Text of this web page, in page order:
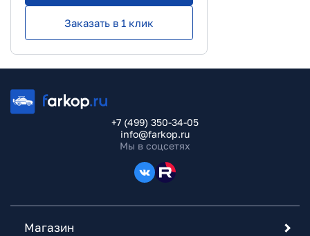
Заказать в 1 клик
+7 (499) 350-34-05
info@farkop.ru
Мы в соцсетях
Магазин